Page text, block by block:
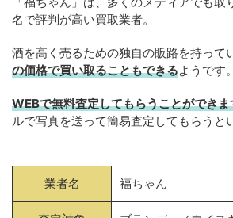
名で評判が高い買取業者。
酒を高く売るための独自の販路を持って
の価格で買い取ることもできるようです。
WEBで無料査定してもらうことができま
ルで写真を送って簡易査定してもらうと
業者名 福ちゃん